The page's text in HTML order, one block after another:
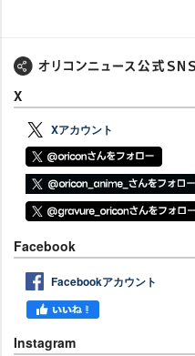
X
Xアカウント
Facebook
Facebookアカウント
Instagram